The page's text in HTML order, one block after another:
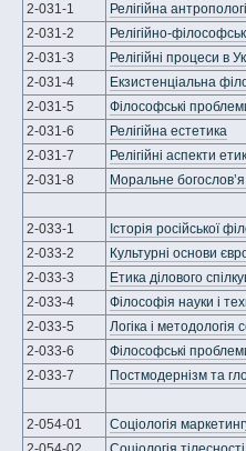
2-031-1
Релігійна
2-031-2
Релігійно-
2-031-3
Релігійні процеси в
2-031-4
Екзистенціальна
2-031-5
Філософські проблеми
2-031-6
Релігійна естетика
2-031-7
Релігійні аспекти
2-031-8
Моральне
2-033-1
Історія російської
2-033-2
Культурні основи
2-033-3
Етика ділового
2-033-4
Філософія науки і
2-033-5
Логіка і методологія
2-033-6
Філософські
2-033-7
Постмодернізм та
2-054-01
Соціологія